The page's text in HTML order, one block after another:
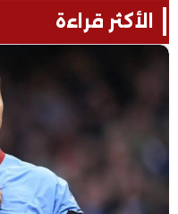
الأكثر قراءة